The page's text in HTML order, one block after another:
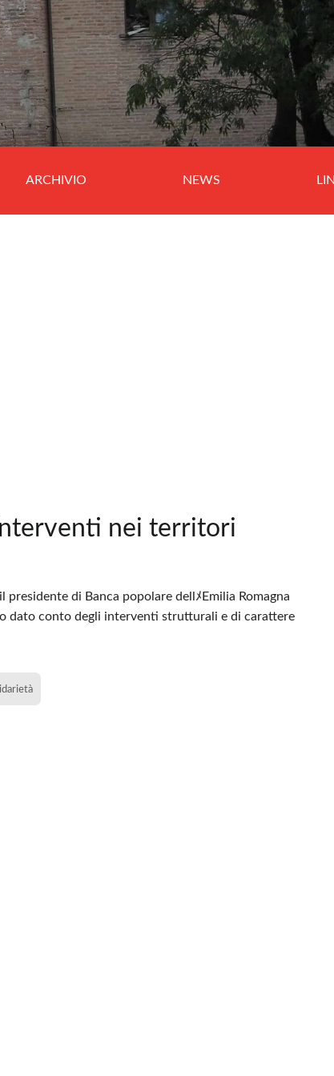
ARCHIVIO NEWS
nei territori
di Banca popolare dellﾒEmilia Romagna
dato conto degli interventi strutturali e di carattere